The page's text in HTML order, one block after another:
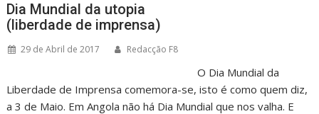
Dia Mundial da utopia
(liberdade de imprensa)
29 de Abril de 2017 Redacção F8
O Dia Mundial da
Liberdade de Imprensa comemora-se, isto é como quem diz,
a 3 de Maio. Em Angola não há Dia Mundial que nos valha. E